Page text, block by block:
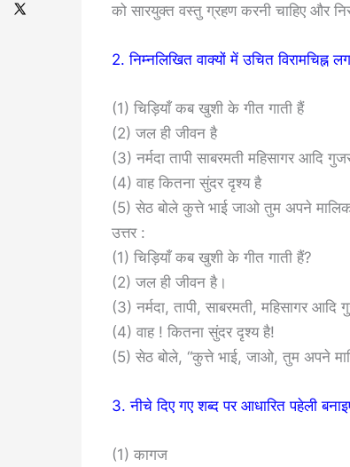
को सारयुक्त वस्तु ग्रहण करनी चाहिए और
2. निम्नलिखित वाक्यों में उचित विरामचिह्न
(1) चिड़ियाँ कब खुशी के गीत गाती हैं
(2) जल ही जीवन है
(3) नर्मदा तापी साबरमती महिसागर आदि
(4) वाह कितना सुंदर दृश्य है
(5) सेठ बोले कुत्ते भाई जाओ तुम अपने
उत्तर :
(1) चिड़ियाँ कब खुशी के गीत गाती हैं?
(2) जल ही जीवन है।
(3) नर्मदा, तापी, साबरमती, महिसागर आदि
(4) वाह ! कितना सुंदर दृश्य है!
(5) सेठ बोले, “कुत्ते भाई, जाओ, तुम अपने
3. नीचे दिए गए शब्द पर आधारित पहेली
(1) कागज